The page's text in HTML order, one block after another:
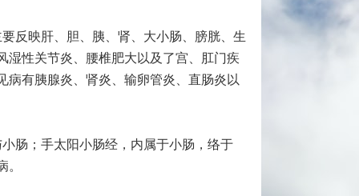
反映肝、胆、胰、肾、大小肠、膀胱、生
湿性关节炎、腰椎肥大以及了宫、肛门疾
病有胰腺炎、肾炎、输卵管炎、直肠炎以
肠；手太阳小肠经，内属于小肠，络于